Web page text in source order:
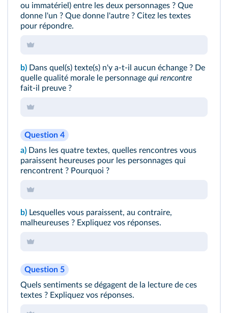
ou immatériel) entre les deux personnages ? Que
donne l'un ? Que donne l'autre ? Citez les textes
pour répondre.
b) Dans quel(s) texte(s) n'y a-t-il aucun échange ? De
quelle qualité morale le personnage qui rencontre
fait-il preuve ?
Question 4
a) Dans les quatre textes, quelles rencontres vous
paraissent heureuses pour les personnages qui
rencontrent ? Pourquoi ?
b) Lesquelles vous paraissent, au contraire,
malheureuses ? Expliquez vos réponses.
Question 5
Quels sentiments se dégagent de la lecture de ces
textes ? Expliquez vos réponses.